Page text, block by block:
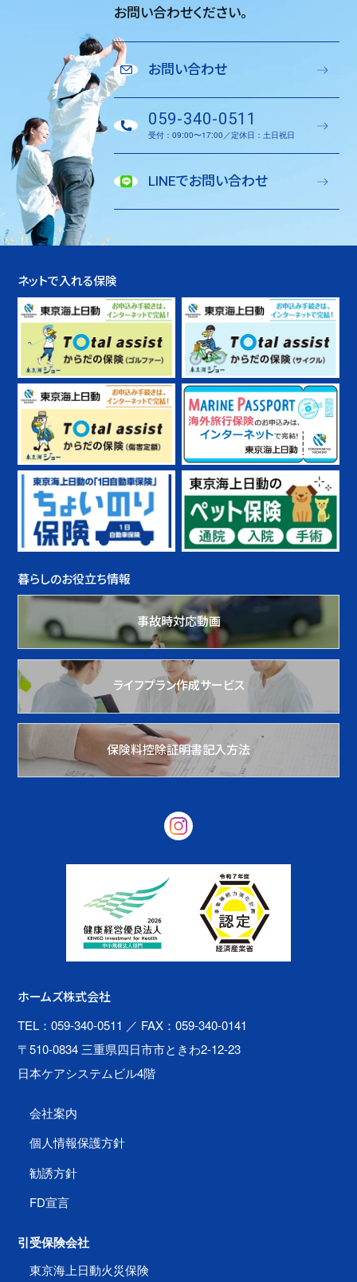
お問い合わせください。
お問い合わせ
059-340-0511
受付：09:00〜17:00／定休日：土日祝日
LINEでお問い合わせ
ネットで入れる保険
暮らしのお役立ち情報
事故時対応動画
ライフプラン作成サービス
保険料控除証明書記入方法
ホームズ株式会社
TEL：059-340-0511 ／ FAX：059-340-0141
〒510-0834 三重県四日市市ときわ2-12-23
日本ケアシステムビル4階
会社案内
個人情報保護方針
勧誘方針
FD宣言
引受保険会社
東京海上日動火災保険